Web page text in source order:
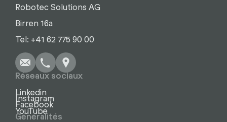
Robotec Solutions AG
Birren 16a
Tel: +41 62 775 90 00
Écrire Copier
Appel Copier
Réseaux sociaux
Linkedin
Instagram
Facebook
YouTube
Généralités